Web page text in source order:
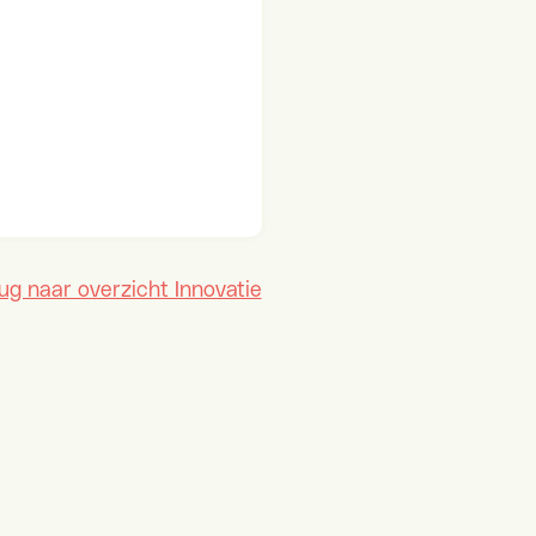
naar overzicht Innovatie